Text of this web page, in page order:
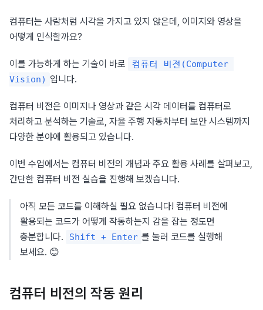
컴퓨터는 사람처럼 시각을 가지고 있지 않은데, 이미지와 영상을
어떻게 인식할까요?
이를 가능하게 하는 기술이 바로
컴퓨터 비전(Computer
Vision) 입니다.
컴퓨터 비전은 이미지나 영상과 같은 시각 데이터를 컴퓨터로
처리하고 분석하는 기술로, 자율 주행 자동차부터 보안 시스템까지
다양한 분야에 활용되고 있습니다.
이번 수업에서는 컴퓨터 비전의 개념과 주요 활용 사례를 살펴보고,
간단한 컴퓨터 비전 실습을 진행해 보겠습니다.
아직 모든 코드를 이해하실 필요 없습니다! 컴퓨터 비전에
활용되는 코드가 어떻게 작동하는지 감을 잡는 정도면
충분합니다.
Shift + Enter 를 눌러 코드를 실행해
보세요. 😊
컴퓨터 비전의 작동 원리